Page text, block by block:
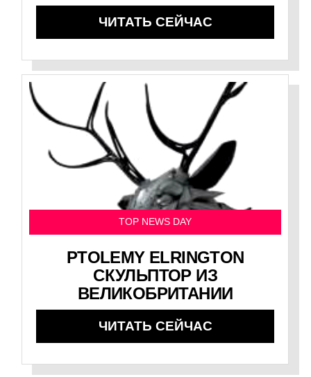
ЧИТАТЬ СЕЙЧАС
TOP NEWS DAY
PTOLEMY ELRINGTON
СКУЛЬПТОР ИЗ
ВЕЛИКОБРИТАНИИ
ЧИТАТЬ СЕЙЧАС